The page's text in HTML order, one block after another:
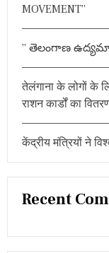
MOVEMENT”
” తెలంగాణ
तेलंगाना के लोगों के
राशन कार्डों का
केंद्रीय मंत्रियों ने
Recent